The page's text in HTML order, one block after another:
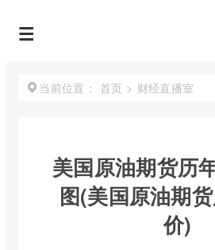
当前位置： 首页 > 财经直播室
美国原油期货历
图(美国原油期
价)